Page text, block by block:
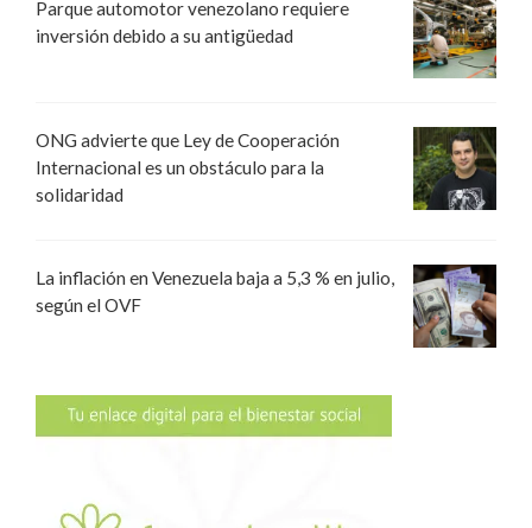
Parque automotor venezolano requiere
inversión debido a su antigüedad
ONG advierte que Ley de Cooperación
Internacional es un obstáculo para la
solidaridad
La inflación en Venezuela baja a 5,3 % en julio,
según el OVF